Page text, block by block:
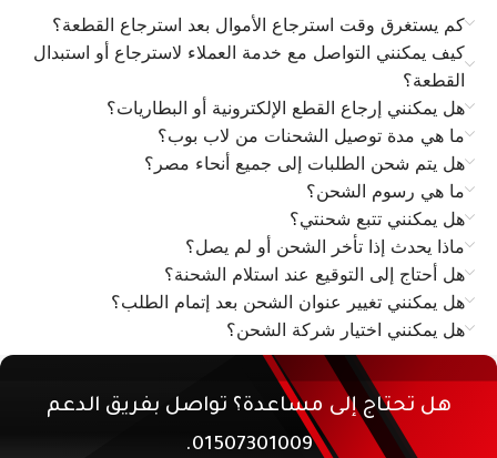
كم يستغرق وقت استرجاع الأموال بعد استرجاع القطعة؟
كيف يمكنني التواصل مع خدمة العملاء لاسترجاع أو استبدال
القطعة؟
هل يمكنني إرجاع القطع الإلكترونية أو البطاريات؟
ما هي مدة توصيل الشحنات من لاب بوب؟
هل يتم شحن الطلبات إلى جميع أنحاء مصر؟
ما هي رسوم الشحن؟
هل يمكنني تتبع شحنتي؟
ماذا يحدث إذا تأخر الشحن أو لم يصل؟
هل أحتاج إلى التوقيع عند استلام الشحنة؟
هل يمكنني تغيير عنوان الشحن بعد إتمام الطلب؟
هل يمكنني اختيار شركة الشحن؟
هل تحتاج إلى مساعدة؟ تواصل بفريق الدعم
01507301009.